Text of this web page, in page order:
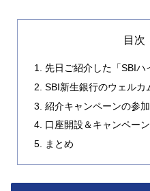
目次
先日ご紹介した「SBI
SBI新生銀行のウェルカ
紹介キャンペーンの参
口座開設＆キャンペー
まとめ